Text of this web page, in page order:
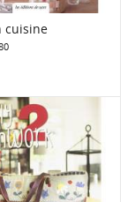
cuisine